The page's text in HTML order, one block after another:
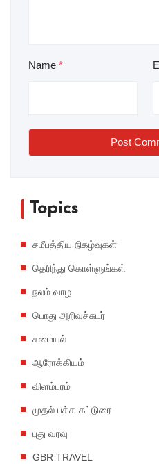
Name *
Post
Topics
சமீபத்திய நிகழ்வுகள்
தெரிந்து கொள்ளுங்கள்
நலம் வாழ
பொது அறிவுச்சுடர்
சமையல்
ஆரோக்கியம்
விளம்பரம்
முதல் பக்க கட்டுரை
புது வரவு
GBR TRAVEL